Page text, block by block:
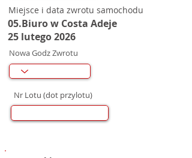
Miejsce i data zwrotu samochodu
05.Biuro w Costa Adeje
25 lutego 2026
Nowa Godz Zwrotu
Nr Lotu (dot przylotu)